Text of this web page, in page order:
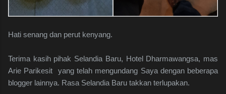
Hati senang dan perut kenyang.
Terima kasih pihak Selandia Baru, Hotel Dharmawangsa, mas
Arie Parikesit yang telah mengundang Saya dengan beberapa
blogger lainnya. Rasa Selandia Baru takkan terlupakan.